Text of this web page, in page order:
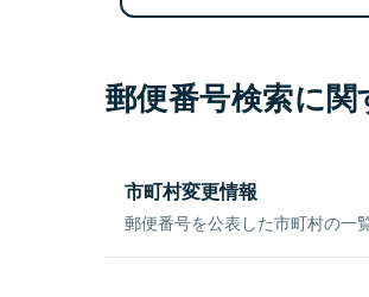
郵便番号検索に関
市町村変更情報
郵便番号を公表した市町村の一